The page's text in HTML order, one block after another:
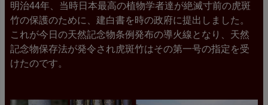
明治44年、当時日本最高の植物学者達が絶滅寸前の虎斑
竹の保護のために、建白書を時の政府に提出しました。
これが今日の天然記念物条例発布の導火線となり、天然
記念物保存法が発令され虎斑竹はその第一号の指定を受
けたのです。